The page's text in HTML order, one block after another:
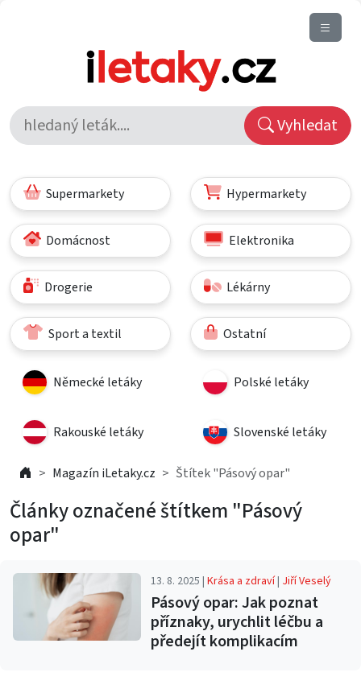
Vyhledat
Supermarkety Hypermarkety
Domácnost Elektronika
Drogerie Lékárny
Sport a textil Ostatní
Německé letáky Polské letáky
Rakouské letáky Slovenské letáky
Magazín iLetaky.cz Štítek "Pásový opar"
Články označené štítkem "Pásový
opar"
13. 8. 2025 |Krása a zdraví| Jiří Veselý
Pásový opar: Jak poznat
příznaky, urychlit léčbu a
předejít komplikacím